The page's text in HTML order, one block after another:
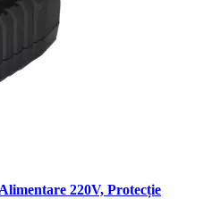
220V, Protecție